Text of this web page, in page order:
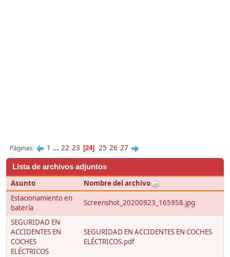
Páginas 1 ... 22 23 24 25 26 27
Lista de archivos adjuntos
Asunto
Nombre del archivo
Estacionamiento en
batería
Screenshot_20200923_165958.jpg
SEGURIDAD EN
ACCIDENTES EN
COCHES
ELÉCTRICOS
SEGURIDAD EN ACCIDENTES EN COCHES
ELÉCTRICOS.pdf